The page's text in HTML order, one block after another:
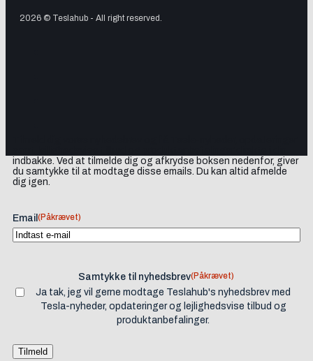
2026 © Teslahub - All right reserved.
indbakke. Ved at tilmelde dig og afkrydse boksen nedenfor, giver
du samtykke til at modtage disse emails. Du kan altid afmelde
dig igen.
Email (Påkrævet)
Samtykke til nyhedsbrev(Påkrævet)
Ja tak, jeg vil gerne modtage Teslahub's nyhedsbrev med
Tesla-nyheder, opdateringer og lejlighedsvise tilbud og
produktanbefalinger.